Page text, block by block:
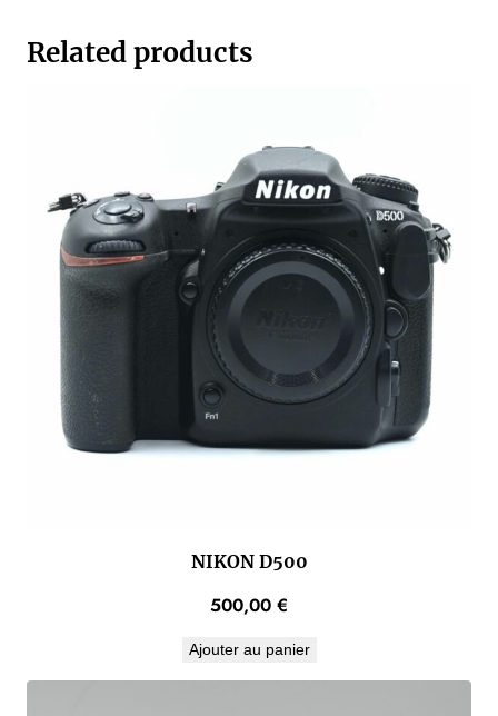
Related products
NIKON D500
500,00 €
Ajouter au panier